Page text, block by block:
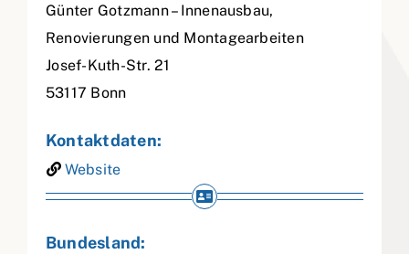
Günter Gotzmann – Innenausbau,
Renovierungen und Montagearbeiten
Josef-Kuth-Str. 21
53117 Bonn
Kontaktdaten:
Website
Bundesland: